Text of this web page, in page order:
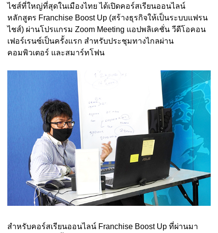
ไชส์ที่ใหญ่ที่สุดในเมืองไทย ได้เปิดคอร์สเรียนออนไลน์
หลักสูตร Franchise Boost Up (สร้างธุรกิจให้เป็นระบบแฟรน
ไชส์) ผ่านโปรแกรม Zoom Meeting แอปพลิเคชั่น วีดีโอคอน
เฟอร์เรนซ์เป็นครั้งแรก สำหรับประชุมทางไกลผ่าน
คอมพิวเตอร์ และสมาร์ทโฟน
สำหรับคอร์สเรียนออนไลน์ Franchise Boost Up ที่ผ่านมา